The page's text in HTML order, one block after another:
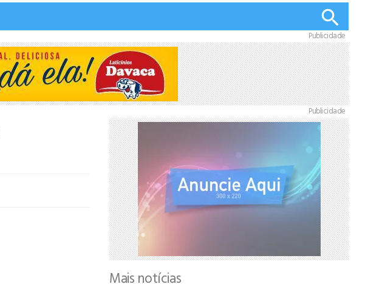
Publicidade
Publicidade
Mais notícias